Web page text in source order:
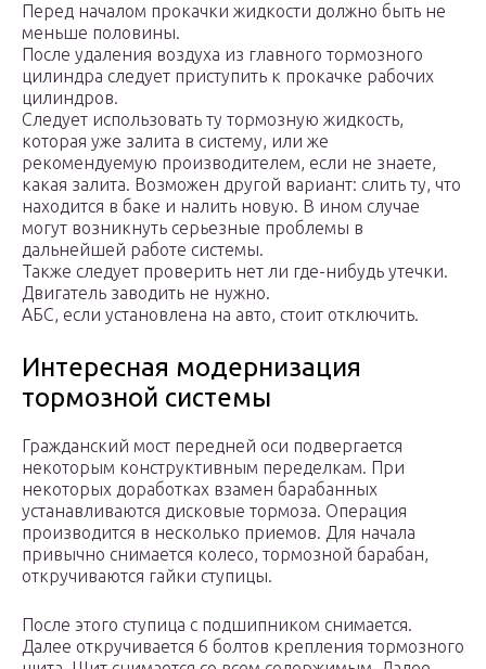
Перед началом прокачки жидкости должно быть не
меньше половины.
После удаления воздуха из главного тормозного
цилиндра следует приступить к прокачке рабочих
цилиндров.
Следует использовать ту тормозную жидкость,
которая уже залита в систему, или же
рекомендуемую производителем, если не знаете,
какая залита. Возможен другой вариант: слить ту, что
находится в баке и налить новую. В ином случае
могут возникнуть серьезные проблемы в
дальнейшей работе системы.
Также следует проверить нет ли где-нибудь утечки.
Двигатель заводить не нужно.
АБС, если установлена на авто, стоит отключить.
Интересная модернизация
тормозной системы
Гражданский мост передней оси подвергается
некоторым конструктивным переделкам. При
некоторых доработках взамен барабанных
устанавливаются дисковые тормоза. Операция
производится в несколько приемов. Для начала
привычно снимается колесо, тормозной барабан,
откручиваются гайки ступицы.
После этого ступица с подшипником снимается.
Далее откручивается 6 болтов крепления тормозного